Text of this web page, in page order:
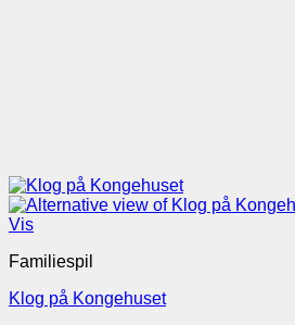
Vis
Familiespil
Klog på Kongehuset